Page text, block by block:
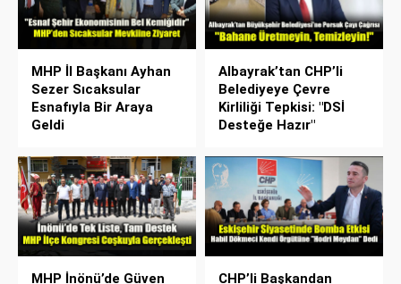
MHP İl Başkanı Ayhan
Sezer Sıcaksular
Esnafıyla Bir Araya
Geldi
Albayrak’tan CHP’li
Belediyeye Çevre
Kirliliği Tepkisi: "DSİ
Desteğe Hazır"
MHP İnönü’de Güven
CHP’li Başkandan